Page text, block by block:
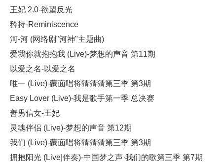
王妃 2.0-欲望反光
矜持-Reminiscence
河-河 (网络剧"河神"主题曲)
爱我你就抱抱我 (Live)-梦想的声音 第11期
以爱之名-以爱之名
唯一 (Live)-蒙面唱将猜猜猜第三季 第3期
Easy Lover (Live)-我是歌手第一季 总决赛
善男信女-王妃
灵魂伴侣 (Live)-梦想的声音 第12期
我们 (Live)-蒙面唱将猜猜猜第三季 第3期
拥抱阳光 (Live|伴奏)-中国梦之声·我们的歌第三季 第7期